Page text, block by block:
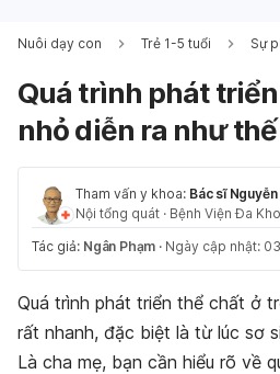
Nuôi dạy con Trẻ 1-5 tuổi Sự
Quá trình phát
nhỏ diễn ra như
Tham vấn y khoa: Bác sĩ
Nội tổng quát · Bệnh Viện Đa
Tác giả: Ngân Phạm · Ngày cập nhật:
Quá trình phát triển thể chất ở
rất nhanh, đặc biệt là từ lúc sơ
Là cha mẹ, bạn cần hiểu rõ về